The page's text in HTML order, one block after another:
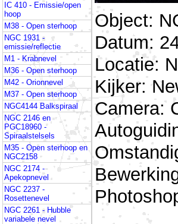
IC 410 - Emissie/open
hoop
M38 - Open sterhoop
NGC 1931 -
emissie/reflectie
M1 - Krabnevel
M36 - Open sterhoop
M42 - Orionnevel
M37 - Open sterhoop
NGC4144 Balkspiraal
NGC 2146 en
PGC18960 -
Spiraalstelsels
M35 - Open sterhoop en
NGC2158
NGC 2174 -
Apekopnevel
NGC 2237 -
Rosettenevel
NGC 2261 - Hubble
variabele nevel
Object:
Datum:
Locatie:
Kijker:
Camera: